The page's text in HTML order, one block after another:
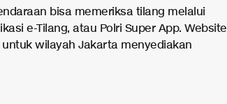
bisa memeriksa tilang melalui
e-Tilang, atau Polri Super App. Website
untuk wilayah Jakarta menyediakan